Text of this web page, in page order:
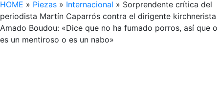
HOME » Piezas » Internacional » Sorprendente crítica del
periodista Martín Caparrós contra el dirigente kirchnerista
Amado Boudou: «Dice que no ha fumado porros, así que o
es un mentiroso o es un nabo»